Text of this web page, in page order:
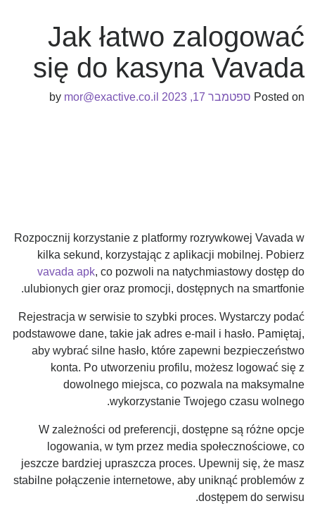
Jak łatwo zalogować
się do kasyna Vavada
Posted on ספטמבר 17, 2023 mor@exactive.co.il
Rozpocznij korzystanie z platformy rozrywkowej Vavada w
kilka sekund, korzystając z aplikacji mobilnej. Pobierz
vavada apk, co pozwoli na natychmiastowy dostęp do
ulubionych gier oraz promocji, dostępnych na smartfonie.
Rejestracja w serwisie to szybki proces. Wystarczy podać
podstawowe dane, takie jak adres e-mail i hasło. Pamiętaj,
aby wybrać silne hasło, które zapewni bezpieczeństwo
konta. Po utworzeniu profilu, możesz logować się z
dowolnego miejsca, co pozwala na maksymalne
wykorzystanie Twojego czasu wolnego.
W zależności od preferencji, dostępne są różne opcje
logowania, w tym przez media społecznościowe, co
jeszcze bardziej upraszcza proces. Upewnij się, że masz
stabilne połączenie internetowe, aby uniknąć problemów z
dostępem do serwisu.